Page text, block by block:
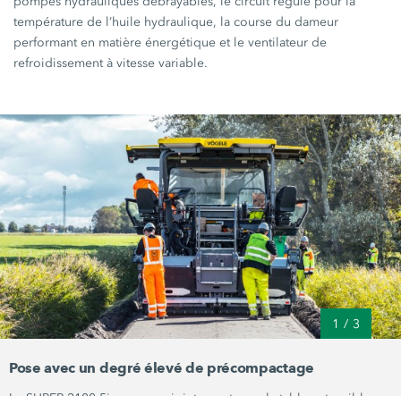
température de l’huile hydraulique, la course du dameur
performant en matière énergétique et le ventilateur de
refroidissement à vitesse variable.
1 / 3
Pose avec un degré élevé de précompactage